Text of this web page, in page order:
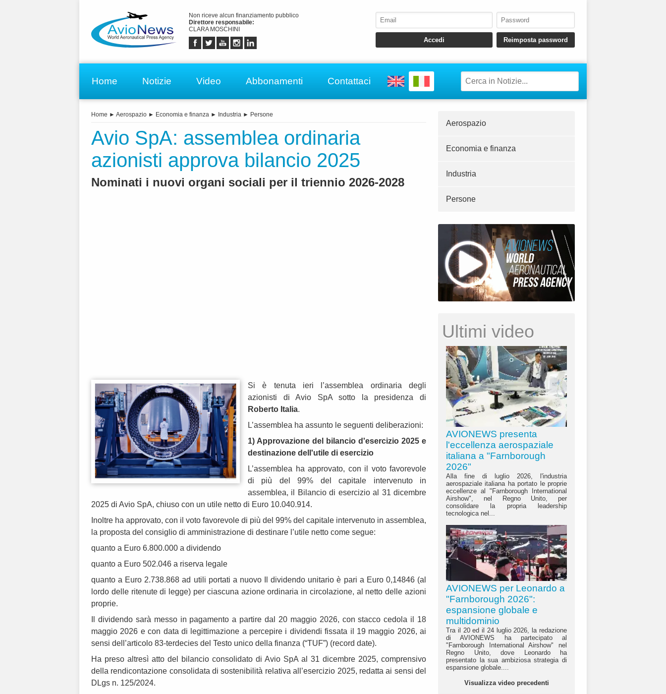
Non riceve alcun finanziamento pubblico
Direttore responsabile:
CLARA MOSCHINI
Home Notizie Video Abbonamenti Contattaci
Home ► Aerospazio ► Economia e finanza ► Industria ► Persone
Avio SpA: assemblea ordinaria
azionisti approva bilancio 2025
Nominati i nuovi organi sociali per il triennio 2026-2028
Si è tenuta ieri l’assemblea ordinaria degli
azionisti di Avio SpA sotto la presidenza di
Roberto Italia.
L’assemblea ha assunto le seguenti deliberazioni:
1) Approvazione del bilancio d'esercizio 2025 e
destinazione dell'utile di esercizio
L’assemblea ha approvato, con il voto favorevole
di più del 99% del capitale intervenuto in
assemblea, il Bilancio di esercizio al 31 dicembre
2025 di Avio SpA, chiuso con un utile netto di Euro 10.040.914.
Inoltre ha approvato, con il voto favorevole di più del 99% del capitale intervenuto in assemblea,
la proposta del consiglio di amministrazione di destinare l’utile netto come segue:
quanto a Euro 6.800.000 a dividendo
quanto a Euro 502.046 a riserva legale
quanto a Euro 2.738.868 ad utili portati a nuovo Il dividendo unitario è pari a Euro 0,14846 (al
lordo delle ritenute di legge) per ciascuna azione ordinaria in circolazione, al netto delle azioni
proprie.
Il dividendo sarà messo in pagamento a partire dal 20 maggio 2026, con stacco cedola il 18
maggio 2026 e con data di legittimazione a percepire i dividendi fissata il 19 maggio 2026, ai
sensi dell’articolo 83-terdecies del Testo unico della finanza (“TUF”) (record date).
Ha preso altresì atto del bilancio consolidato di Avio SpA al 31 dicembre 2025, comprensivo
della rendicontazione consolidata di sostenibilità relativa all’esercizio 2025, redatta ai sensi del
DLgs n. 125/2024.
Aerospazio
Economia e finanza
Industria
Persone
Ultimi video
AVIONEWS presenta
l'eccellenza aerospaziale
italiana a "Farnborough
2026"
Alla fine di luglio 2026, l'industria
aerospaziale italiana ha portato le proprie
eccellenze al "Farnborough International
Airshow", nel Regno Unito, per
consolidare la propria leadership
tecnologica nel...
AVIONEWS per Leonardo a
"Farnborough 2026":
espansione globale e
multidominio
Tra il 20 ed il 24 luglio 2026, la redazione
di AVIONEWS ha partecipato al
"Farnborough International Airshow" nel
Regno Unito, dove Leonardo ha
presentato la sua ambiziosa strategia di
espansione globale....
Visualizza video precedenti